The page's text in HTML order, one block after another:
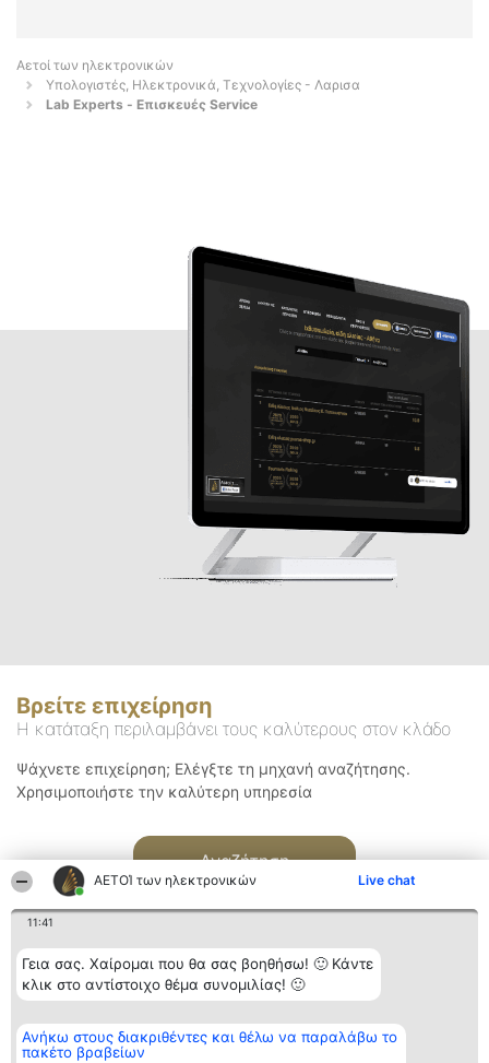
ΑΕΤΟΊ των ηλεκτρονικών Live chat
11:41
Γεια σας. Χαίρομαι που θα σας βοηθήσω! 🙂 Κάντε
κλικ στο αντίστοιχο θέμα συνομιλίας! 🙂
Ανήκω στους διακριθέντες και θέλω να παραλάβω το
πακέτο βραβείων
Αετοί των ηλεκτρονικών
Υπολογιστές, Ηλεκτρονικά, Τεχνολογίες - Λαρισα
Lab Experts - Επισκευές Service
Βρείτε επιχείρηση
Η κατάταξη περιλαμβάνει τους καλύτερους στον κλάδο
Ψάχνετε επιχείρηση; Ελέγξτε τη μηχανή αναζήτησης.
Χρησιμοποιήστε την καλύτερη υπηρεσία
Αναζήτηση
Διοργανωτής της
κατάταξης
BEAUTIFUL COMPANY
Κατάταξη
Διακριθέντες
Επικοινωνία
Επικοινωνία